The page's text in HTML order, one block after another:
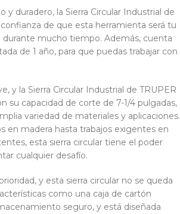
y duradero, la Sierra Circular Industrial de
de que esta herramienta será tu
durante mucho tiempo. Además, cuenta
de 1 año, para que puedas trabajar con
y la Sierra Circular Industrial de TRUPER
su capacidad de corte de 7-1/4 pulgadas,
variedad de materiales y aplicaciones.
en madera hasta trabajos exigentes en
esta sierra circular tiene el poder
cualquier desafío.
y esta sierra circular no se queda
como una caja de cartón
seguro, y está diseñada